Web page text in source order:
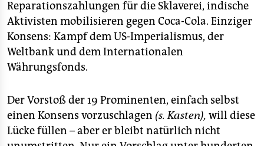
Reparationszahlungen für die Sklaverei, indische
Aktivisten mobilisieren gegen Coca-Cola. Einziger
Konsens: Kampf dem US-Imperialismus, der
Weltbank und dem Internationalen
Währungsfonds.
Der Vorstoß der 19 Prominenten, einfach selbst
einen Konsens vorzuschlagen (s. Kasten), will diese
Lücke füllen – aber er bleibt natürlich nicht